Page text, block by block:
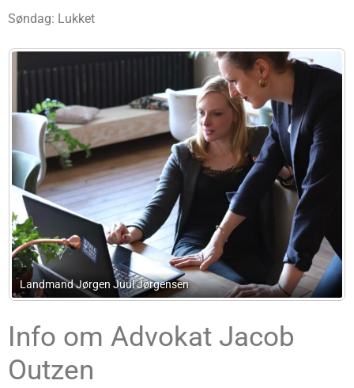
Søndag: Lukket
Jørgen Klit Service
Info om Advokat Jacob
Outzen